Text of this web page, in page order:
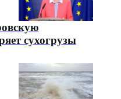
сухогрузы